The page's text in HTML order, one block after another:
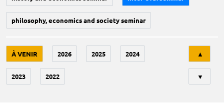
philosophy, economics and society seminar
À VENIR 2026 2025 2024
2023 2022
▲
▼